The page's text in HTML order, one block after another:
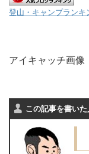
登山・キャンプランキ
アイキャッチ画
この記事を書いた